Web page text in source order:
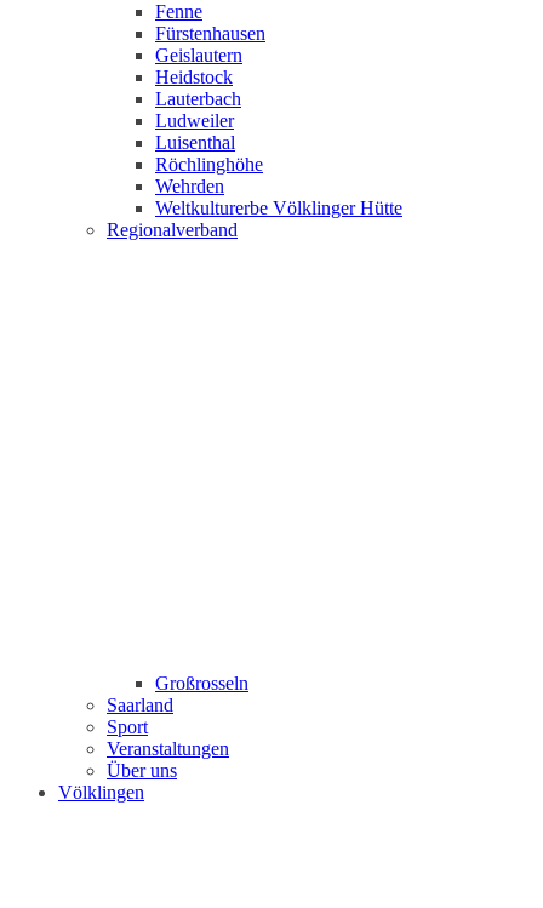
Fenne
Fürstenhausen
Geislautern
Heidstock
Lauterbach
Ludweiler
Luisenthal
Röchlinghöhe
Wehrden
Weltkulturerbe Völklinger Hütte
Regionalverband
Großrosseln
Saarland
Sport
Veranstaltungen
Über uns
Völklingen